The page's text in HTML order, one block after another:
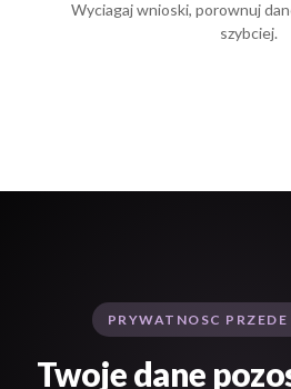
Twoje dane